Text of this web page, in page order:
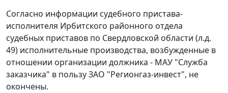
Согласно информации судебного пристава-
исполнителя Ирбитского районного отдела
судебных приставов по Свердловской области (л.д.
49) исполнительные производства, возбужденные в
отношении организации должника - МАУ "Служба
заказчика" в пользу ЗАО "Регионгаз-инвест", не
окончены.